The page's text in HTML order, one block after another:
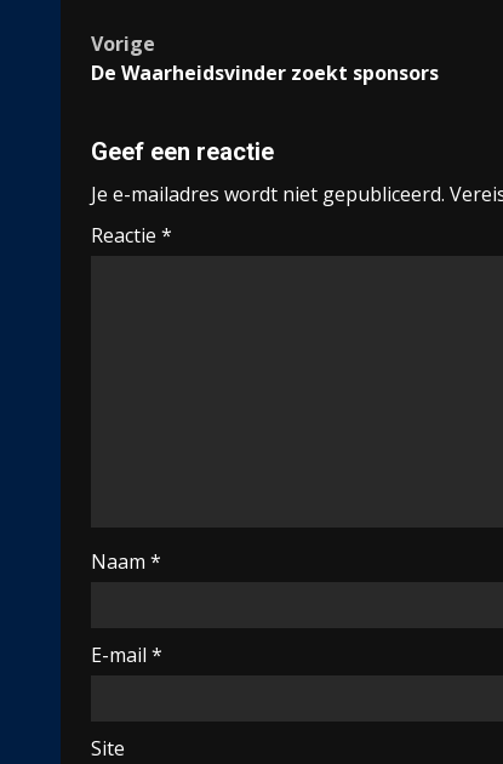
Bericht
Vorige
De Waarheidsvinder zoekt sponsors
Geef een reactie
Je e-mailadres wordt niet gepubliceerd.
Reactie *
Naam *
E-mail *
Site